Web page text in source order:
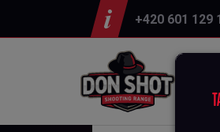
+420 601 129